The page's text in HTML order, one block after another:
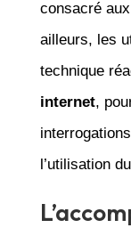
consacré
ailleurs, les
technique
internet,
l’utilisation